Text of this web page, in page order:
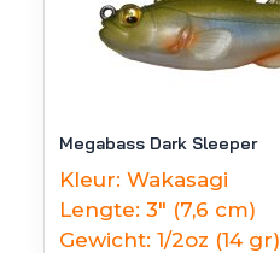
Megabass Dark Sleeper
Kleur: Wakasagi
Lengte: 3" (7,6 cm)
Gewicht: 1/2oz (14 gr)